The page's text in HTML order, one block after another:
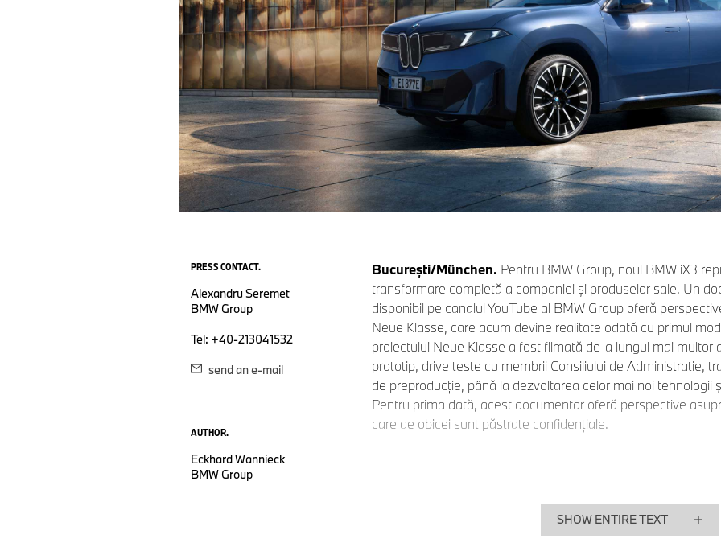
PRESS CONTACT.
Alexandru Seremet
BMW Group
Tel: +40-213041532
send an e-mail
AUTHOR.
Eckhard Wannieck
BMW Group
Bucureşti/München. Pentru BMW Group, noul BMW iX3
transformare completă a companiei şi produselor sale. Un
disponibil pe canalul YouTube al BMW Group oferă
Neue Klasse, care acum devine realitate odată cu primul
proiectului Neue Klasse a fost filmată de-a lungul mai multor
prototip, drive teste cu membrii Consiliului de Administraţie,
de preproducţie, până la dezvoltarea celor mai noi tehnologii
Pentru prima dată, acest documentar oferă perspective
care de obicei sunt păstrate confidenţiale.
SHOW ENTIRE TEXT